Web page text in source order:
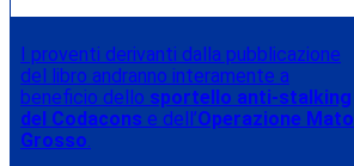
I proventi derivanti dalla pubblicazione
del libro andranno interamente a
beneficio dello sportello anti-stalking
del Codacons e dell’Operazione Mato
Grosso.